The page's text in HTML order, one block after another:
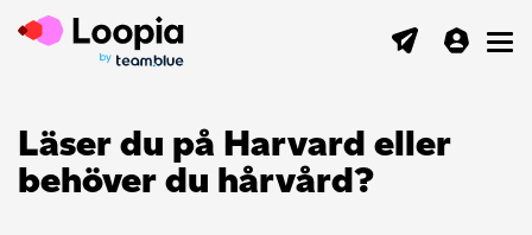
Läser du på Harvard eller
behöver du hårvård?